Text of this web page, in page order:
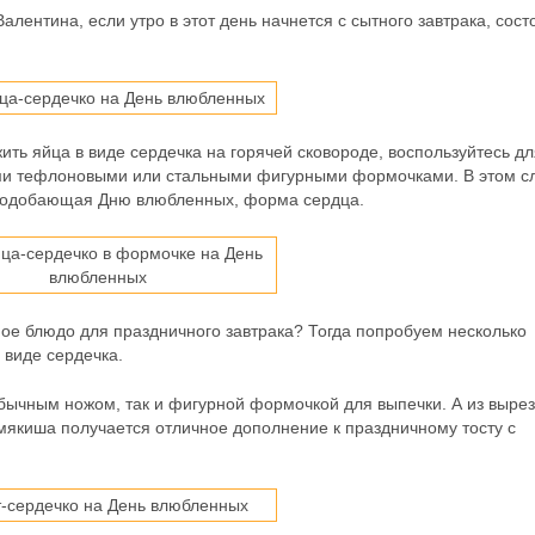
если утро в этот день начнется с сытного завтрака,
яйца в виде сердечка на горячей сковороде, воспользуйтесь
тефлоновыми или стальными фигурными формочками. В этом
Дню влюбленных, форма сердца.
блюдо для праздничного завтрака? Тогда попробуем несколько
виде сердечка.
ножом, так и фигурной формочкой для выпечки. А из
получается отличное дополнение к праздничному тосту с